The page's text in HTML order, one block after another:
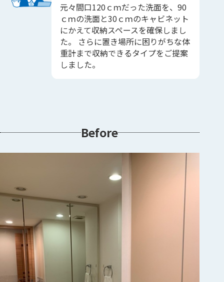
元々間口120ｃｍだった洗面を、90
ｃｍの洗面と30ｃｍのキャビネット
にかえて収納スペースを確保しまし
た。 さらに置き場所に困りがちな体
重計まで収納できるタイプをご提案
しました。
Before